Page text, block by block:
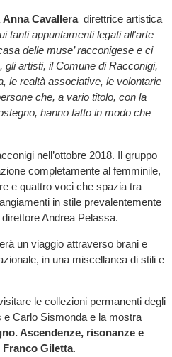
Anna Cavalleradirettrice artistica
tanti appuntamenti legati all'arte
delle muse’ racconigese e ci
gli artisti, il Comune di Racconigi,
le realtà associative, le volontarie
che, a vario titolo, con la
hanno fatto in modo che
nell’ottobre 2018. Il gruppo
completamente al femminile,
e quattro voci che spazia tra
in stile prevalentemente
Andrea Pelassa.
un viaggio attraverso brani e
in una miscellanea di stili e
le collezioni permanenti degli
Carlo Sismonda e la mostra
Ascendenze, risonanze e
Franco Giletta.